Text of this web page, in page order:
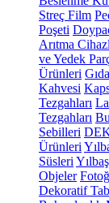
Streç Film
Poşeti
Arıtma
ve Yedek
Ürünleri
Kahvesi
Tezgahları
Tezgahları
Sebilleri
Ürünleri
Süsleri
Objeler
Dekoratif